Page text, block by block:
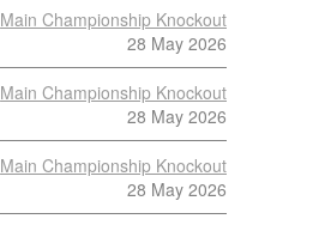
Main Championship Knockout
28 May 2026
Main Championship Knockout
28 May 2026
Main Championship Knockout
28 May 2026